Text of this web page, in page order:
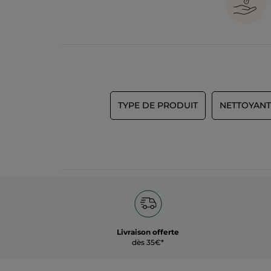
TYPE DE PRODUIT
Livraison offerte
dès 35€*